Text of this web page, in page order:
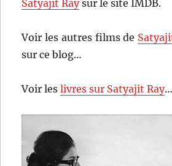
Satyajit Raysur le site IMDB.
Voir les autres films de
sur ce blog…
Voir leslivres sur Satyajit Ray…